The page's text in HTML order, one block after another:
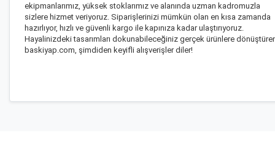
ekipmanlarımız, yüksek stoklarımız ve alanında uzman kadromuzla
sizlere hizmet veriyoruz. Siparişlerinizi mümkün olan en kısa zamanda
hazırlıyor, hızlı ve güvenli kargo ile kapınıza kadar ulaştırıyoruz.
Hayalinizdeki tasarımları dokunabileceğiniz gerçek ürünlere
baskiyap.com, şimdiden keyifli alışverişler diler!